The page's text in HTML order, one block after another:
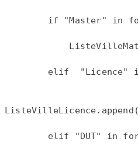
if "Master"
elif
elif "DUT" in